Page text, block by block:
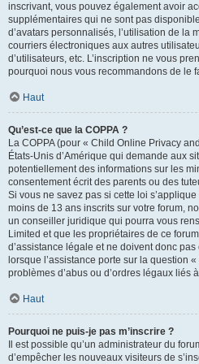
inscrivant, vous pouvez également avoir
supplémentaires qui ne sont pas
d’avatars personnalisés, l’utilisation de la
courriers électroniques aux autres
d’utilisateurs, etc. L’inscription ne vous
pourquoi nous vous recommandons de le
Haut
Qu’est-ce que la COPPA ?
La COPPA (pour « Child Online Privacy
États-Unis d’Amérique qui demande aux
potentiellement des informations sur les
consentement écrit des parents ou des
Si vous ne savez pas si cette loi
moins de 13 ans inscrits sur votre forum,
un conseiller juridique qui pourra vous
Limited et que les propriétaires de ce
d’assistance légale et ne doivent donc
lorsque l’assistance porte sur la question
problèmes d’abus ou d’ordres légaux liés
Haut
Pourquoi ne puis-je pas m’inscrire ?
Il est possible qu’un administrateur du
d’empêcher les nouveaux visiteurs de